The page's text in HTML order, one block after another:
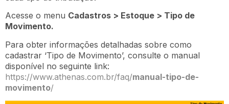
Acesse o menu Cadastros > Estoque > Tipo de
Movimento.
Para obter informações detalhadas sobre como
cadastrar ‘Tipo de Movimento’, consulte o manual
disponível no seguinte link:
https://www.athenas.com.br/faq/manual-tipo-de-
movimento/